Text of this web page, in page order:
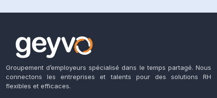
Groupement d’employeurs spécialisé dans le temps partagé. Nous
connectons les entreprises et talents pour des solutions RH
flexibles et efficaces.